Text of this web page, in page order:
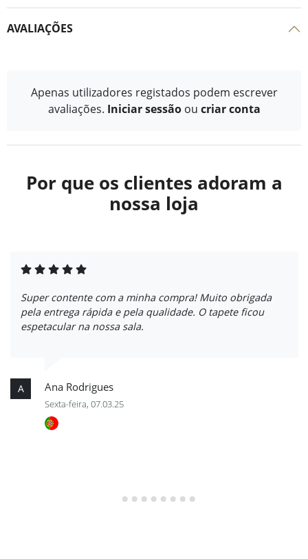
AVALIAÇÕES
Apenas utilizadores registados podem escrever
avaliações. Iniciar sessão ou criar conta
Por que os clientes adoram a
nossa loja
Super contente com a minha compra! Muito obrigada
pela entrega rápida e pela qualidade. O tapete ficou
espetacular na nossa sala.
A Ana Rodrigues
Sexta-feira, 07.03.25